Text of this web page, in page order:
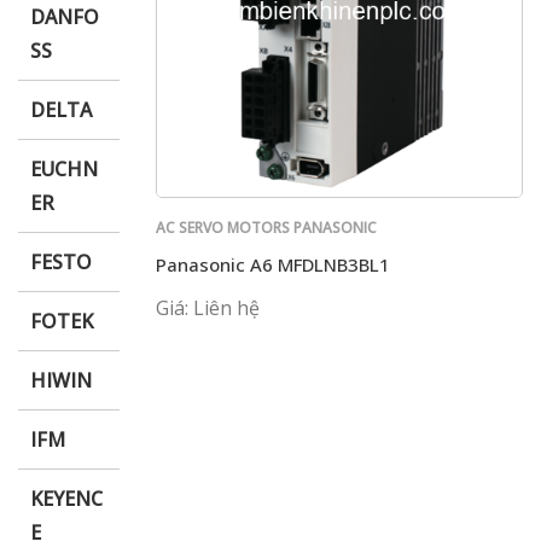
DANFO
SS
DELTA
EUCHN
ER
FESTO
FOTEK
HIWIN
IFM
KEYENC
E
AC SERVO MOTORS PANASONIC
Panasonic A6 MFDLNB3BL1
Giá: Liên hệ